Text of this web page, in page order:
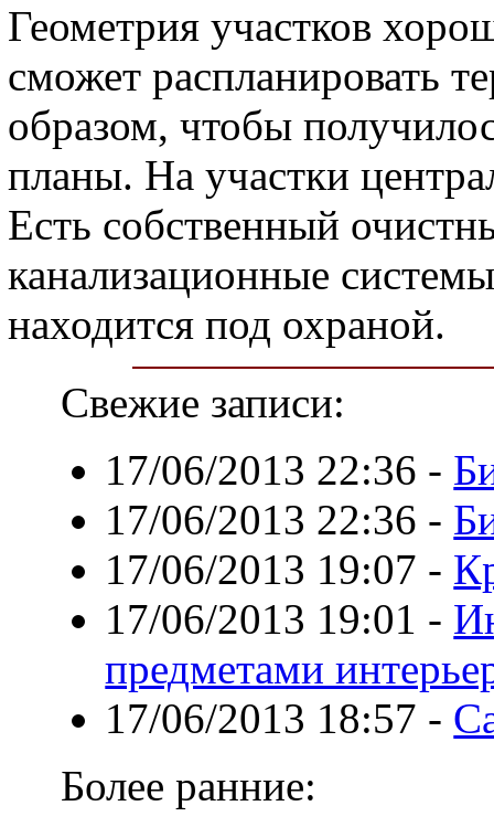
Геометрия участков
сможет распланировать
образом, чтобы
планы. На участки
Есть собственный
канализационные
находится под охраной.
Свежие записи:
17/06/2013 22:36 -
17/06/2013 22:36 -
17/06/2013 19:07 -
17/06/2013 19:01 -
предметами
17/06/2013 18:57 -
Более ранние: